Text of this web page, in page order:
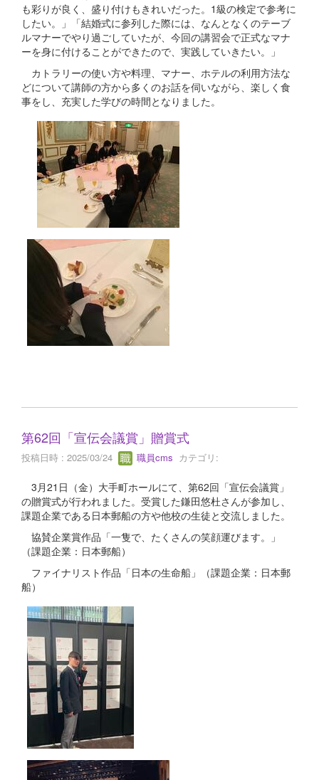
も彩りが良く、盛り付けもきれいだった。1級の検定で参考に
したい。」「結婚式に参列した際には、なんとなくのテーブ
ルマナーでやり過ごしていたが、今回の講習会で正式なマナ
ーを身に付けることができたので、実践していきたい。」
カトラリーの使い方や料理、マナー、ホテルの利用方法な
どについて講師の方から多くのお話を伺いながら、楽しく食
事をし、充実した学びの時間となりました。
第62回「宣伝会議賞」贈賞式
投稿日時 : 2025/03/24 職員cms カテゴリ:
3月21日（金）大手町ホールにて、第62回「宣伝会議賞」
の贈賞式が行われました。受賞した鎌田悠杜さんが参加し、
課題企業である日本郵船の方や他校の生徒と交流しました。
協賛企業賞作品「一隻で、たくさんの笑顔運びます。」
（課題企業：日本郵船）
ファイナリスト作品「日本の生命船」（課題企業：日本郵
船）